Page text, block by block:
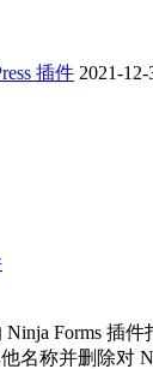
插件 2021-12-
Forms 插件
名称并删除对